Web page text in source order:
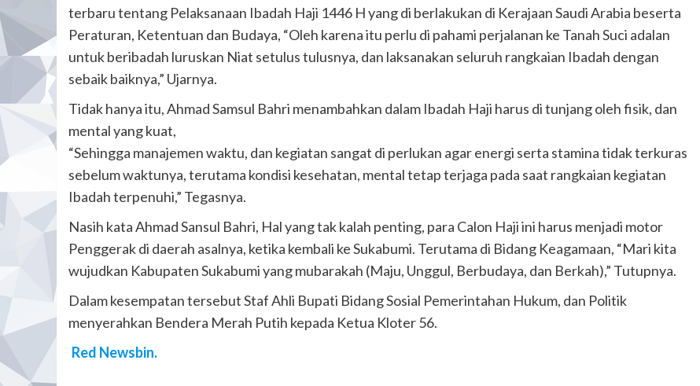
terbaru tentang Pelaksanaan Ibadah Haji 1446 H yang di berlakukan di Kerajaan Saudi Arabia beserta
Peraturan, Ketentuan dan Budaya, “Oleh karena itu perlu di pahami perjalanan ke Tanah Suci adalan
untuk beribadah luruskan Niat setulus tulusnya, dan laksanakan seluruh rangkaian Ibadah dengan
sebaik baiknya,” Ujarnya.
Tidak hanya itu, Ahmad Samsul Bahri menambahkan dalam Ibadah Haji harus di tunjang oleh fisik, dan
mental yang kuat,
“Sehingga manajemen waktu, dan kegiatan sangat di perlukan agar energi serta stamina tidak terkuras
sebelum waktunya, terutama kondisi kesehatan, mental tetap terjaga pada saat rangkaian kegiatan
Ibadah terpenuhi,” Tegasnya.
Nasih kata Ahmad Sansul Bahri, Hal yang tak kalah penting, para Calon Haji ini harus menjadi motor
Penggerak di daerah asalnya, ketika kembali ke Sukabumi. Terutama di Bidang Keagamaan, “Mari kita
wujudkan Kabupaten Sukabumi yang mubarakah (Maju, Unggul, Berbudaya, dan Berkah),” Tutupnya.
Dalam kesempatan tersebut Staf Ahli Bupati Bidang Sosial Pemerintahan Hukum, dan Politik
menyerahkan Bendera Merah Putih kepada Ketua Kloter 56.
Red Newsbin.